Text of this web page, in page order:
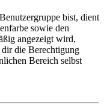
bist, dient
sowie den
angezeigt wird,
die Berechtigung
Bereich selbst